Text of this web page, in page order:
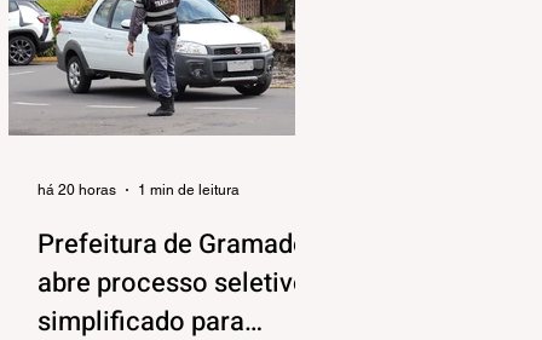
metas projetadas quanto as médias
nacionais em todas as etapas
avaliadas. Nos Anos Iniciais (1º ao
5º ano), o município ultrapassou a
meta nacional de 6,0 e ficou acima
Prefeitura de Gramado
abre processo seletivo
simplificado para
há 20 horas 1 min de leitura